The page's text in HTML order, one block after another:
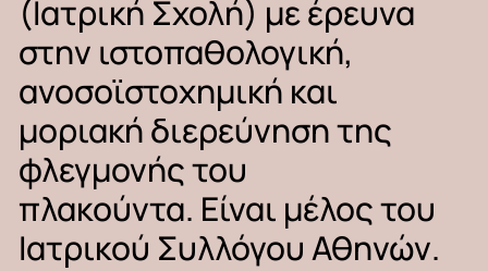
(Ιατρική Σχολή) μεέρευνα
στην ιστοπαθολογική,
ανοσοϊστοχημική και
μοριακήδιερεύνησητης
φλεγμονήςτου
πλακούντα. Είναι μέλοςτου
Ιατρικού Συλλόγου Αθηνών.